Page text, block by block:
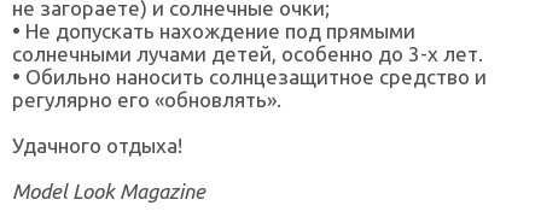
не загораете) и солнечные очки;
• Не допускать нахождение под прямыми
солнечными лучами детей, особенно до 3-х лет.
• Обильно наносить солнцезащитное средство и
регулярно его «обновлять».
Удачного отдыха!
Model Look Magazine